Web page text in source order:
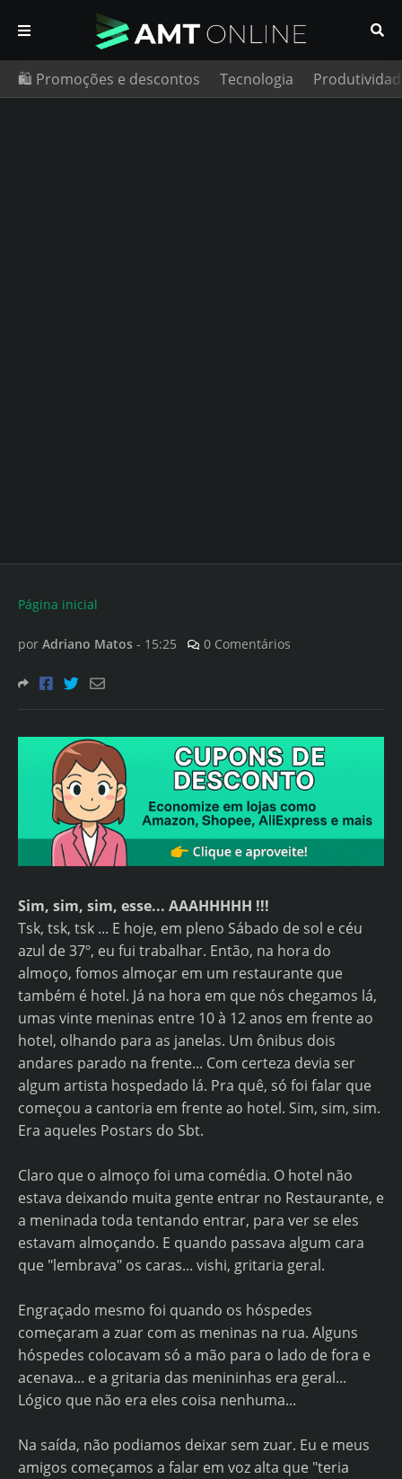
🛍️ Promoções e descontos Tecnologia
Página inicial
por Adriano Matos - 15:25 0 Comentários
Sim, sim, sim, esse... AAAHHHHH !!!
Tsk, tsk, tsk ... E hoje, em pleno Sábado de sol e céu
azul de 37º, eu fui trabalhar. Então, na hora do
almoço, fomos almoçar em um restaurante que
também é hotel. Já na hora em que nós chegamos lá,
umas vinte meninas entre 10 à 12 anos em frente ao
hotel, olhando para as janelas. Um ônibus dois
andares parado na frente... Com certeza devia ser
algum artista hospedado lá. Pra quê, só foi falar que
começou a cantoria em frente ao hotel. Sim, sim, sim.
Era aqueles Postars do Sbt.
Claro que o almoço foi uma comédia. O hotel não
estava deixando muita gente entrar no Restaurante, e
a meninada toda tentando entrar, para ver se eles
estavam almoçando. E quando passava algum cara
que "lembrava" os caras... vishi, gritaria geral.
Engraçado mesmo foi quando os hóspedes
começaram a zuar com as meninas na rua. Alguns
hóspedes colocavam só a mão para o lado de fora e
acenava... e a gritaria das menininhas era geral...
Lógico que não era eles coisa nenhuma...
Na saída, não podiamos deixar sem zuar. Eu e meus
amigos começamos a falar em voz alta que "teria